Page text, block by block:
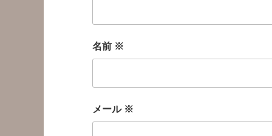
名前 ※
メール ※